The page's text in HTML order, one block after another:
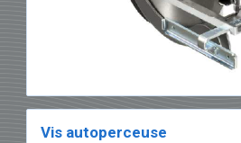
Vis autoperceuse